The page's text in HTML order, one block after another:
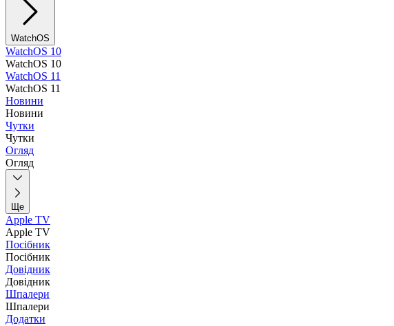
WatchOS
WatchOS 10
WatchOS 10
WatchOS 11
WatchOS 11
Новини
Новини
Чутки
Чутки
Огляд
Огляд
Ще
Apple TV
Apple TV
Посібник
Посібник
Довідник
Довідник
Шпалери
Шпалери
Додатки